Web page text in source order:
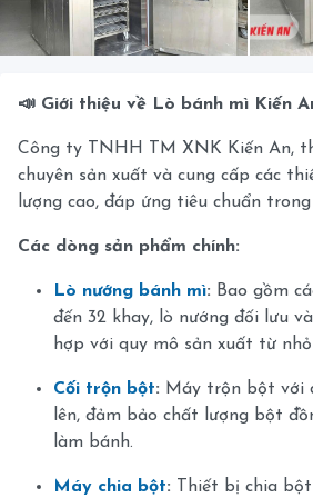
📣 Giới thiệu về Lò bánh mì Kiến
Công ty TNHH TM XNK Kiến An,
chuyên sản xuất và cung cấp các
lượng cao, đáp ứng tiêu chuẩn
Các dòng sản phẩm chính:
Lò nướng bánh mì: Bao gồm
đến 32 khay, lò nướng đối lưu
hợp với quy mô sản xuất từ nhỏ
Cối trộn bột: Máy trộn bột với
lên, đảm bảo chất lượng bột
làm bánh.
Máy chia bột: Thiết bị chia